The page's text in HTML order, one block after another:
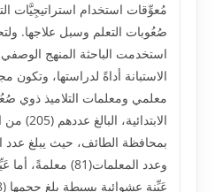
مُعوِّقات استخدام استراتيجِيَّات
صُعُوبات التعلم وسبل علاجها.
استخدمت الباحثة المنهج
الاستبانة أداةً لدراستها،
معلمي ومعلمات التلاميذ ذوي
وعدد المعلمات(81)